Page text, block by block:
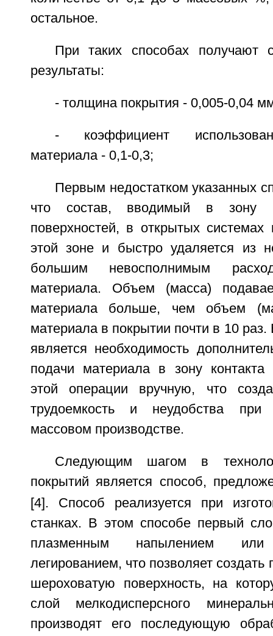
остальное.
При таких способах получают
результаты:
- толщина покрытия - 0,005-0,04
- коэффициент
материала - 0,1-0,3;
Первым недостатком указанных
что состав, вводимый в зону
поверхностей, в открытых
этой зоне и быстро удаляется из
большим невосполнимым
материала. Объем (масса)
материала больше, чем объем
материала в покрытии почти в 10
является необходимость
подачи материала в зону контакта
этой операции вручную, что
трудоемкость и неудобства при
массовом производстве.
Следующим шагом в
покрытий является способ,
[4]. Способ реализуется при
станках. В этом способе первый
плазменным напылением или
легированием, что позволяет
шероховатую поверхность, на
слой мелкодисперсного
производят его последующую